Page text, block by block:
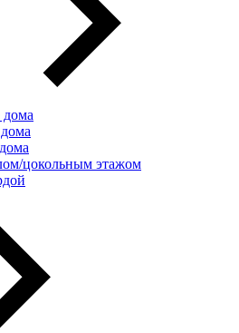
цокольным этажом